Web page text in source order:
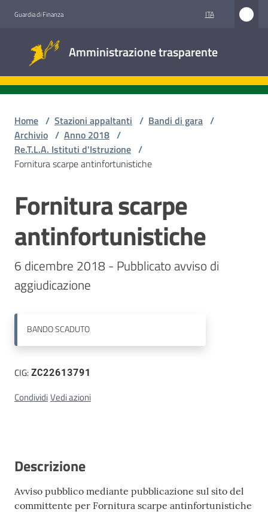
Guardia di Finanza ITA
Amministrazione trasparente
trasparente
Accesso
Stazioni
appaltanti
Contatti
Home / Stazioni appaltanti / Bandi di gara /
Archivio / Anno 2018 /
Re.T.L.A. Istituti d'Istruzione /
Fornitura scarpe antinfortunistiche
Salta al contenuto
Fornitura scarpe
antinfortunistiche
6 dicembre 2018 - Pubblicato avviso di
BANDOSCADUTO
CIG:ZC22613791
CondividiVedi azioni
Descrizione
Avviso pubblico mediante pubblicazione sul sito del
committente per Fornitura scarpe antinfortunistiche